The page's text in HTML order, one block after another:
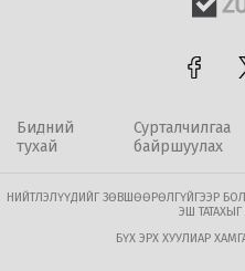
Бидний
тухай
Сурталчилгаа
байршуулах
НИЙТЛЭЛҮҮДИЙГ ЗӨВШӨӨРӨЛГҮЙГЭЭР
ЭШ
БҮХ ЭРХ ХУУЛИАР